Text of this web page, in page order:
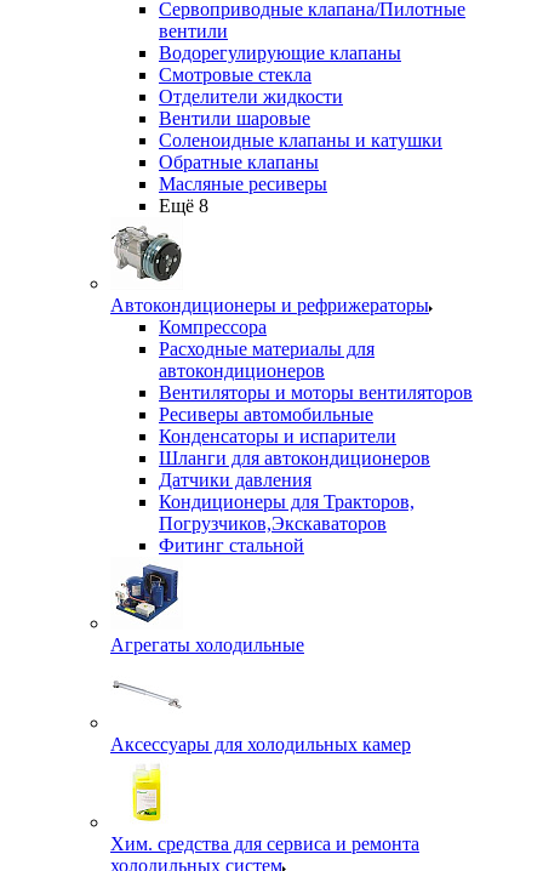
Сервоприводные клапана/Пилотные
вентили
Водорегулирующие клапаны
Смотровые стекла
Отделители жидкости
Вентили шаровые
Соленоидные клапаны и катушки
Обратные клапаны
Масляные ресиверы
Ещё 8
Автокондиционеры и рефрижераторы
Компрессора
Расходные материалы для
автокондиционеров
Вентиляторы и моторы вентиляторов
Ресиверы автомобильные
Конденсаторы и испарители
Шланги для автокондиционеров
Датчики давления
Кондиционеры для Тракторов,
Погрузчиков,Экскаваторов
Фитинг стальной
Агрегаты холодильные
Аксессуары для холодильных камер
Хим. средства для сервиса и ремонта
холодильных систем